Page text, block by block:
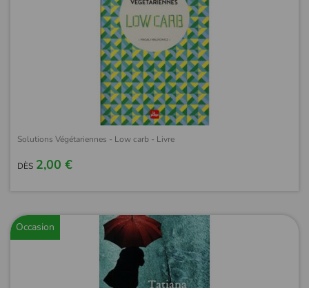
Solutions Végétariennes - Low carb - Livre
DÈS 2,00 €
Occasion